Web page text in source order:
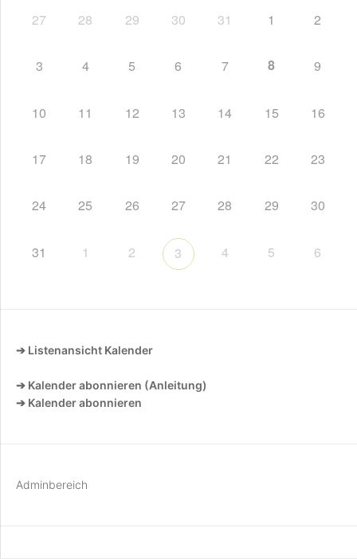
27 28 29 30 31 1 2
3 4 5 6 7 8 9
10 11 12 13 14 15 16
17 18 19 20 21 22 23
24 25 26 27 28 29 30
31 1 2 3 4 5 6
➔ Listenansicht Kalender
➔ Kalender abonnieren (Anleitung)
➔ Kalender abonnieren
Adminbereich